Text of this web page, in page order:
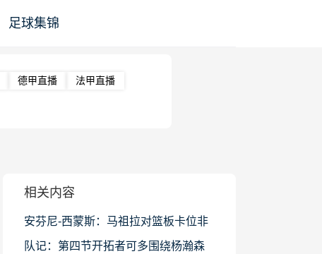
足球集锦
德甲直播 法甲直播
相关内容
安芬尼-西蒙斯：马祖拉对篮板卡位非
常坚定 想让我们都知道如何做
队记：第四节开拓者可多围绕杨瀚森